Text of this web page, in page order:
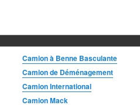
Camion à Benne Basculante
Camion de Déménagement
Camion International
Camion Mack